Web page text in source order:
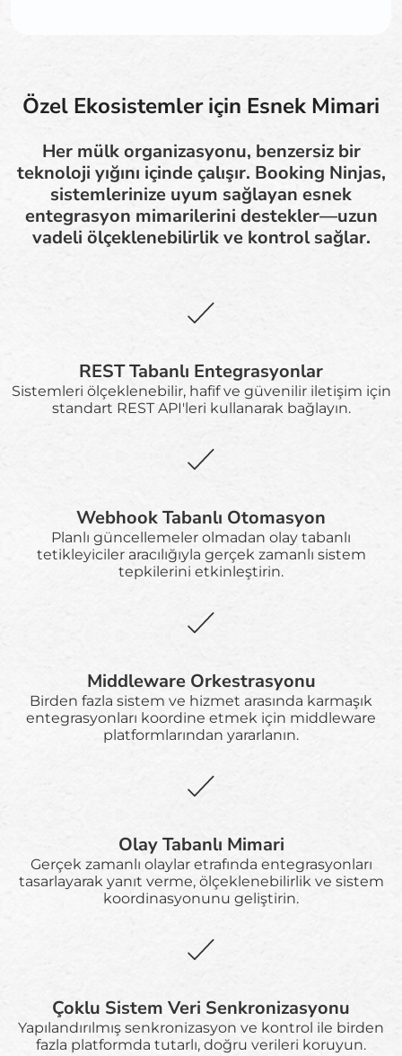
Özel Ekosistemler için Esnek Mimari
Her mülk organizasyonu, benzersiz bir
teknoloji yığını içinde çalışır. Booking Ninjas,
sistemlerinize uyum sağlayan esnek
entegrasyon mimarilerini destekler—uzun
vadeli ölçeklenebilirlik ve kontrol sağlar.
REST Tabanlı Entegrasyonlar
Sistemleri ölçeklenebilir, hafif ve güvenilir iletişim için
standart REST API'leri kullanarak bağlayın.
Webhook Tabanlı Otomasyon
Planlı güncellemeler olmadan olay tabanlı
tetikleyiciler aracılığıyla gerçek zamanlı sistem
tepkilerini etkinleştirin.
Middleware Orkestrasyonu
Birden fazla sistem ve hizmet arasında karmaşık
entegrasyonları koordine etmek için middleware
platformlarından yararlanın.
Olay Tabanlı Mimari
Gerçek zamanlı olaylar etrafında entegrasyonları
tasarlayarak yanıt verme, ölçeklenebilirlik ve sistem
koordinasyonunu geliştirin.
Çoklu Sistem Veri Senkronizasyonu
Yapılandırılmış senkronizasyon ve kontrol ile birden
fazla platformda tutarlı, doğru verileri koruyun.